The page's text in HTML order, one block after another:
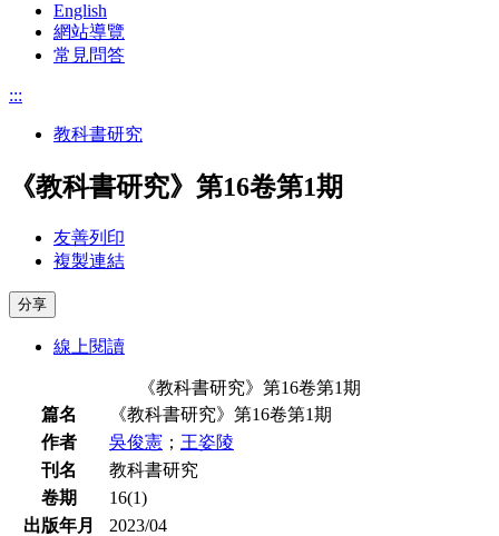
English
網站導覽
常見問答
:::
教科書研究
《教科書研究》第16卷第1期
友善列印
複製連結
分享
線上閱讀
《教科書研究》第16卷第1期
篇名
《教科書研究》第16卷第1期
作者
吳俊憲 ； 王姿陵
刊名
教科書研究
卷期
16(1)
出版年月
2023/04